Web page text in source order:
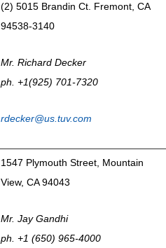
(2) 5015 Brandin Ct. Fremont, CA
94538-3140
Mr. Richard Decker
ph. +1(925) 701-7320
rdecker@us.tuv.com
1547 Plymouth Street, Mountain
View, CA 94043
Mr. Jay Gandhi
ph. +1 (650) 965-4000